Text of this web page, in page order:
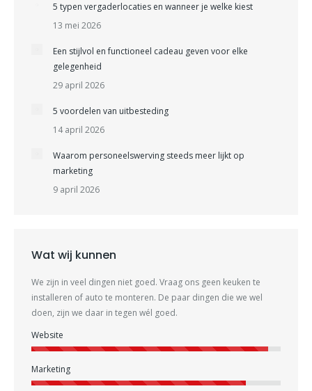
5 typen vergaderlocaties en wanneer je welke kiest
13 mei 2026
Een stijlvol en functioneel cadeau geven voor elke
gelegenheid
29 april 2026
5 voordelen van uitbesteding
14 april 2026
Waarom personeelswerving steeds meer lijkt op
marketing
9 april 2026
Wat wij kunnen
We zijn in veel dingen niet goed. Vraag ons geen keuken te
installeren of auto te monteren. De paar dingen die we wel
doen, zijn we daar in tegen wél goed.
Website
Marketing